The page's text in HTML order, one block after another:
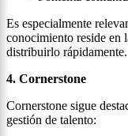
Es especialmente
conocimiento reside en
distribuirlo rápidamente.
4. Cornerstone
Cornerstone sigue
gestión de talento: